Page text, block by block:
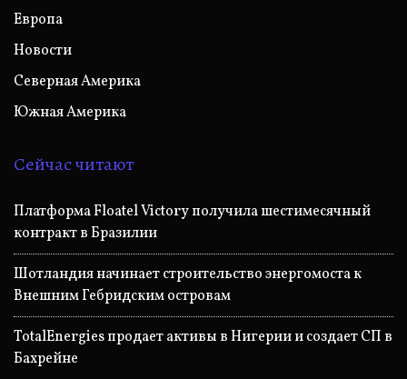
Европа
Новости
Северная Америка
Южная Америка
Сейчас читают
Платформа Floatel Victory получила шестимесячный
контракт в Бразилии
Шотландия начинает строительство энергомоста к
Внешним Гебридским островам
TotalEnergies продает активы в Нигерии и создает СП в
Бахрейне